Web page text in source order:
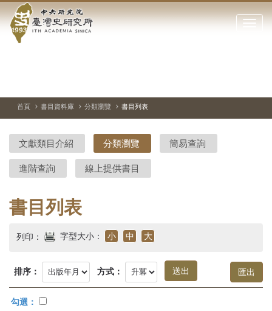
到中
央
院-
臺
灣
史
研
究
首
頁
點
閉
站
停、
圖
圖
結
首頁 書目資料庫 分類瀏覽 書目列表
文獻類目介紹 分類瀏覽 簡易查詢
進階查詢 線上提供書目
書目列表
列印： 字型大小： 小 中 大
排序： 方式：
勾選：